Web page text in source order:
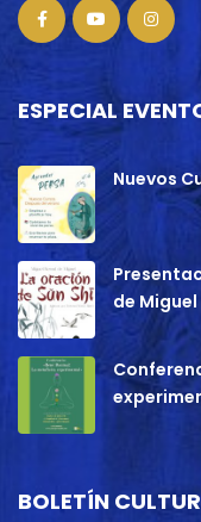
ESPECIAL
Nuevos
de
BOLETÍN